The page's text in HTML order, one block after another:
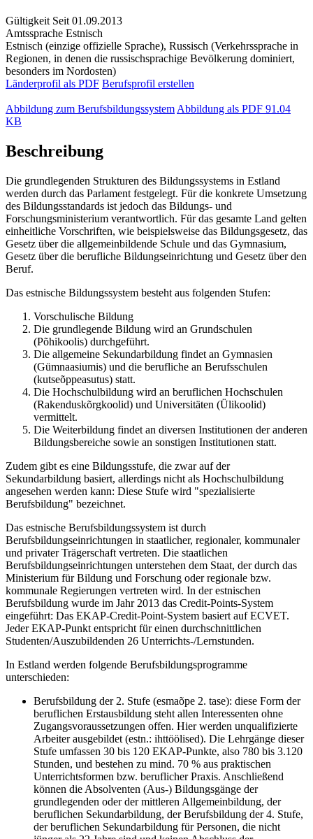
Gültigkeit Seit 01.09.2013
Amtssprache Estnisch
Estnisch (einzige offizielle Sprache), Russisch (Verkehrssprache in
Regionen, in denen die russischsprachige Bevölkerung dominiert,
besonders im Nordosten)
Länderprofil als PDF Berufsprofil erstellen
Abbildung zum Berufsbildungssystem Abbildung als PDF 91.04
KB
Beschreibung
Die grundlegenden Strukturen des Bildungssystems in Estland
werden durch das Parlament festgelegt. Für die konkrete Umsetzung
des Bildungsstandards ist jedoch das Bildungs- und
Forschungsministerium verantwortlich. Für das gesamte Land gelten
einheitliche Vorschriften, wie beispielsweise das Bildungsgesetz, das
Gesetz über die allgemeinbildende Schule und das Gymnasium,
Gesetz über die berufliche Bildungseinrichtung und Gesetz über den
Beruf.
Das estnische Bildungssystem besteht aus folgenden Stufen:
Vorschulische Bildung
Die grundlegende Bildung wird an Grundschulen
(Põhikoolis) durchgeführt.
Die allgemeine Sekundarbildung findet an Gymnasien
(Gümnaasiumis) und die berufliche an Berufsschulen
(kutseõppeasutus) statt.
Die Hochschulbildung wird an beruflichen Hochschulen
(Rakenduskõrgkoolid) und Universitäten (Ülikoolid)
vermittelt.
Die Weiterbildung findet an diversen Institutionen der anderen
Bildungsbereiche sowie an sonstigen Institutionen statt.
Zudem gibt es eine Bildungsstufe, die zwar auf der
Sekundarbildung basiert, allerdings nicht als Hochschulbildung
angesehen werden kann: Diese Stufe wird "spezialisierte
Berufsbildung" bezeichnet.
Das estnische Berufsbildungssystem ist durch
Berufsbildungseinrichtungen in staatlicher, regionaler, kommunaler
und privater Trägerschaft vertreten. Die staatlichen
Berufsbildungseinrichtungen unterstehen dem Staat, der durch das
Ministerium für Bildung und Forschung oder regionale bzw.
kommunale Regierungen vertreten wird. In der estnischen
Berufsbildung wurde im Jahr 2013 das Credit-Points-System
eingeführt: Das EKAP-Credit-Point-System basiert auf ECVET.
Jeder EKAP-Punkt entspricht für einen durchschnittlichen
Studenten/Auszubildenden 26 Unterrichts-/Lernstunden.
In Estland werden folgende Berufsbildungsprogramme
unterschieden:
Berufsbildung der 2. Stufe (esmaõpe 2. tase): diese Form der
beruflichen Erstausbildung steht allen Interessenten ohne
Zugangsvoraussetzungen offen. Hier werden unqualifizierte
Arbeiter ausgebildet (estn.: ihttöölised). Die Lehrgänge dieser
Stufe umfassen 30 bis 120 EKAP-Punkte, also 780 bis 3.120
Stunden, und bestehen zu mind. 70 % aus praktischen
Unterrichtsformen bzw. beruflicher Praxis. Anschließend
können die Absolventen (Aus-) Bildungsgänge der
grundlegenden oder der mittleren Allgemeinbildung, der
beruflichen Sekundarbildung, der Berufsbildung der 4. Stufe,
der beruflichen Sekundarbildung für Personen, die nicht